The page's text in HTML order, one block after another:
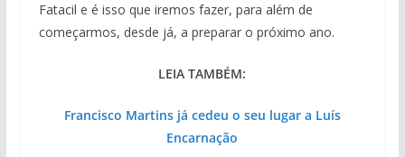
Fatacil e é isso que iremos fazer, para além de
começarmos, desde já, a preparar o próximo ano.
LEIA TAMBÉM:
Francisco Martins já cedeu o seu lugar a Luís
Encarnação